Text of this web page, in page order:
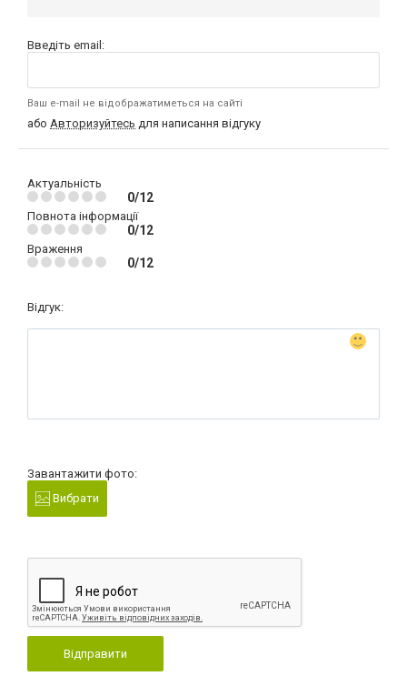
Введіть email:
Ваш e-mail не відображатиметься на сайті
або Авторизуйтесь для написання відгуку
Актуальність
0/12
Повнота інформації
0/12
Враження
0/12
Відгук:
Завантажити фото:
Вибрати
Відправити